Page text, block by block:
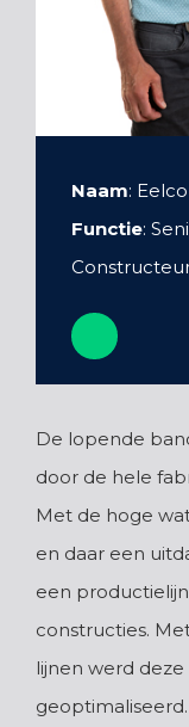
Naam:
Functie:
De lopende
door de hele
Met de hoge
en daar een
een
constructies.
lijnen werd
geoptimaliseerd.